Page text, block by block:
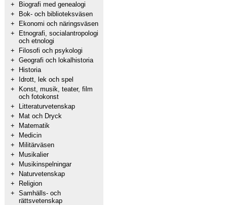
+
Biografi med genealogi
+
Bok- och biblioteksväsen
+
Ekonomi och näringsväsen
+
Etnografi, socialantropologi
och etnologi
+
Filosofi och psykologi
+ Geografi och lokalhistoria
+
Historia
+
Idrott, lek och spel
+
Konst, musik, teater, film
och fotokonst
+
Litteraturvetenskap
+
Mat och Dryck
+
Matematik
+
Medicin
+
Militärväsen
+
Musikalier
+
Musikinspelningar
+
Naturvetenskap
+
Religion
+ Samhälls- och
rättsvetenskap